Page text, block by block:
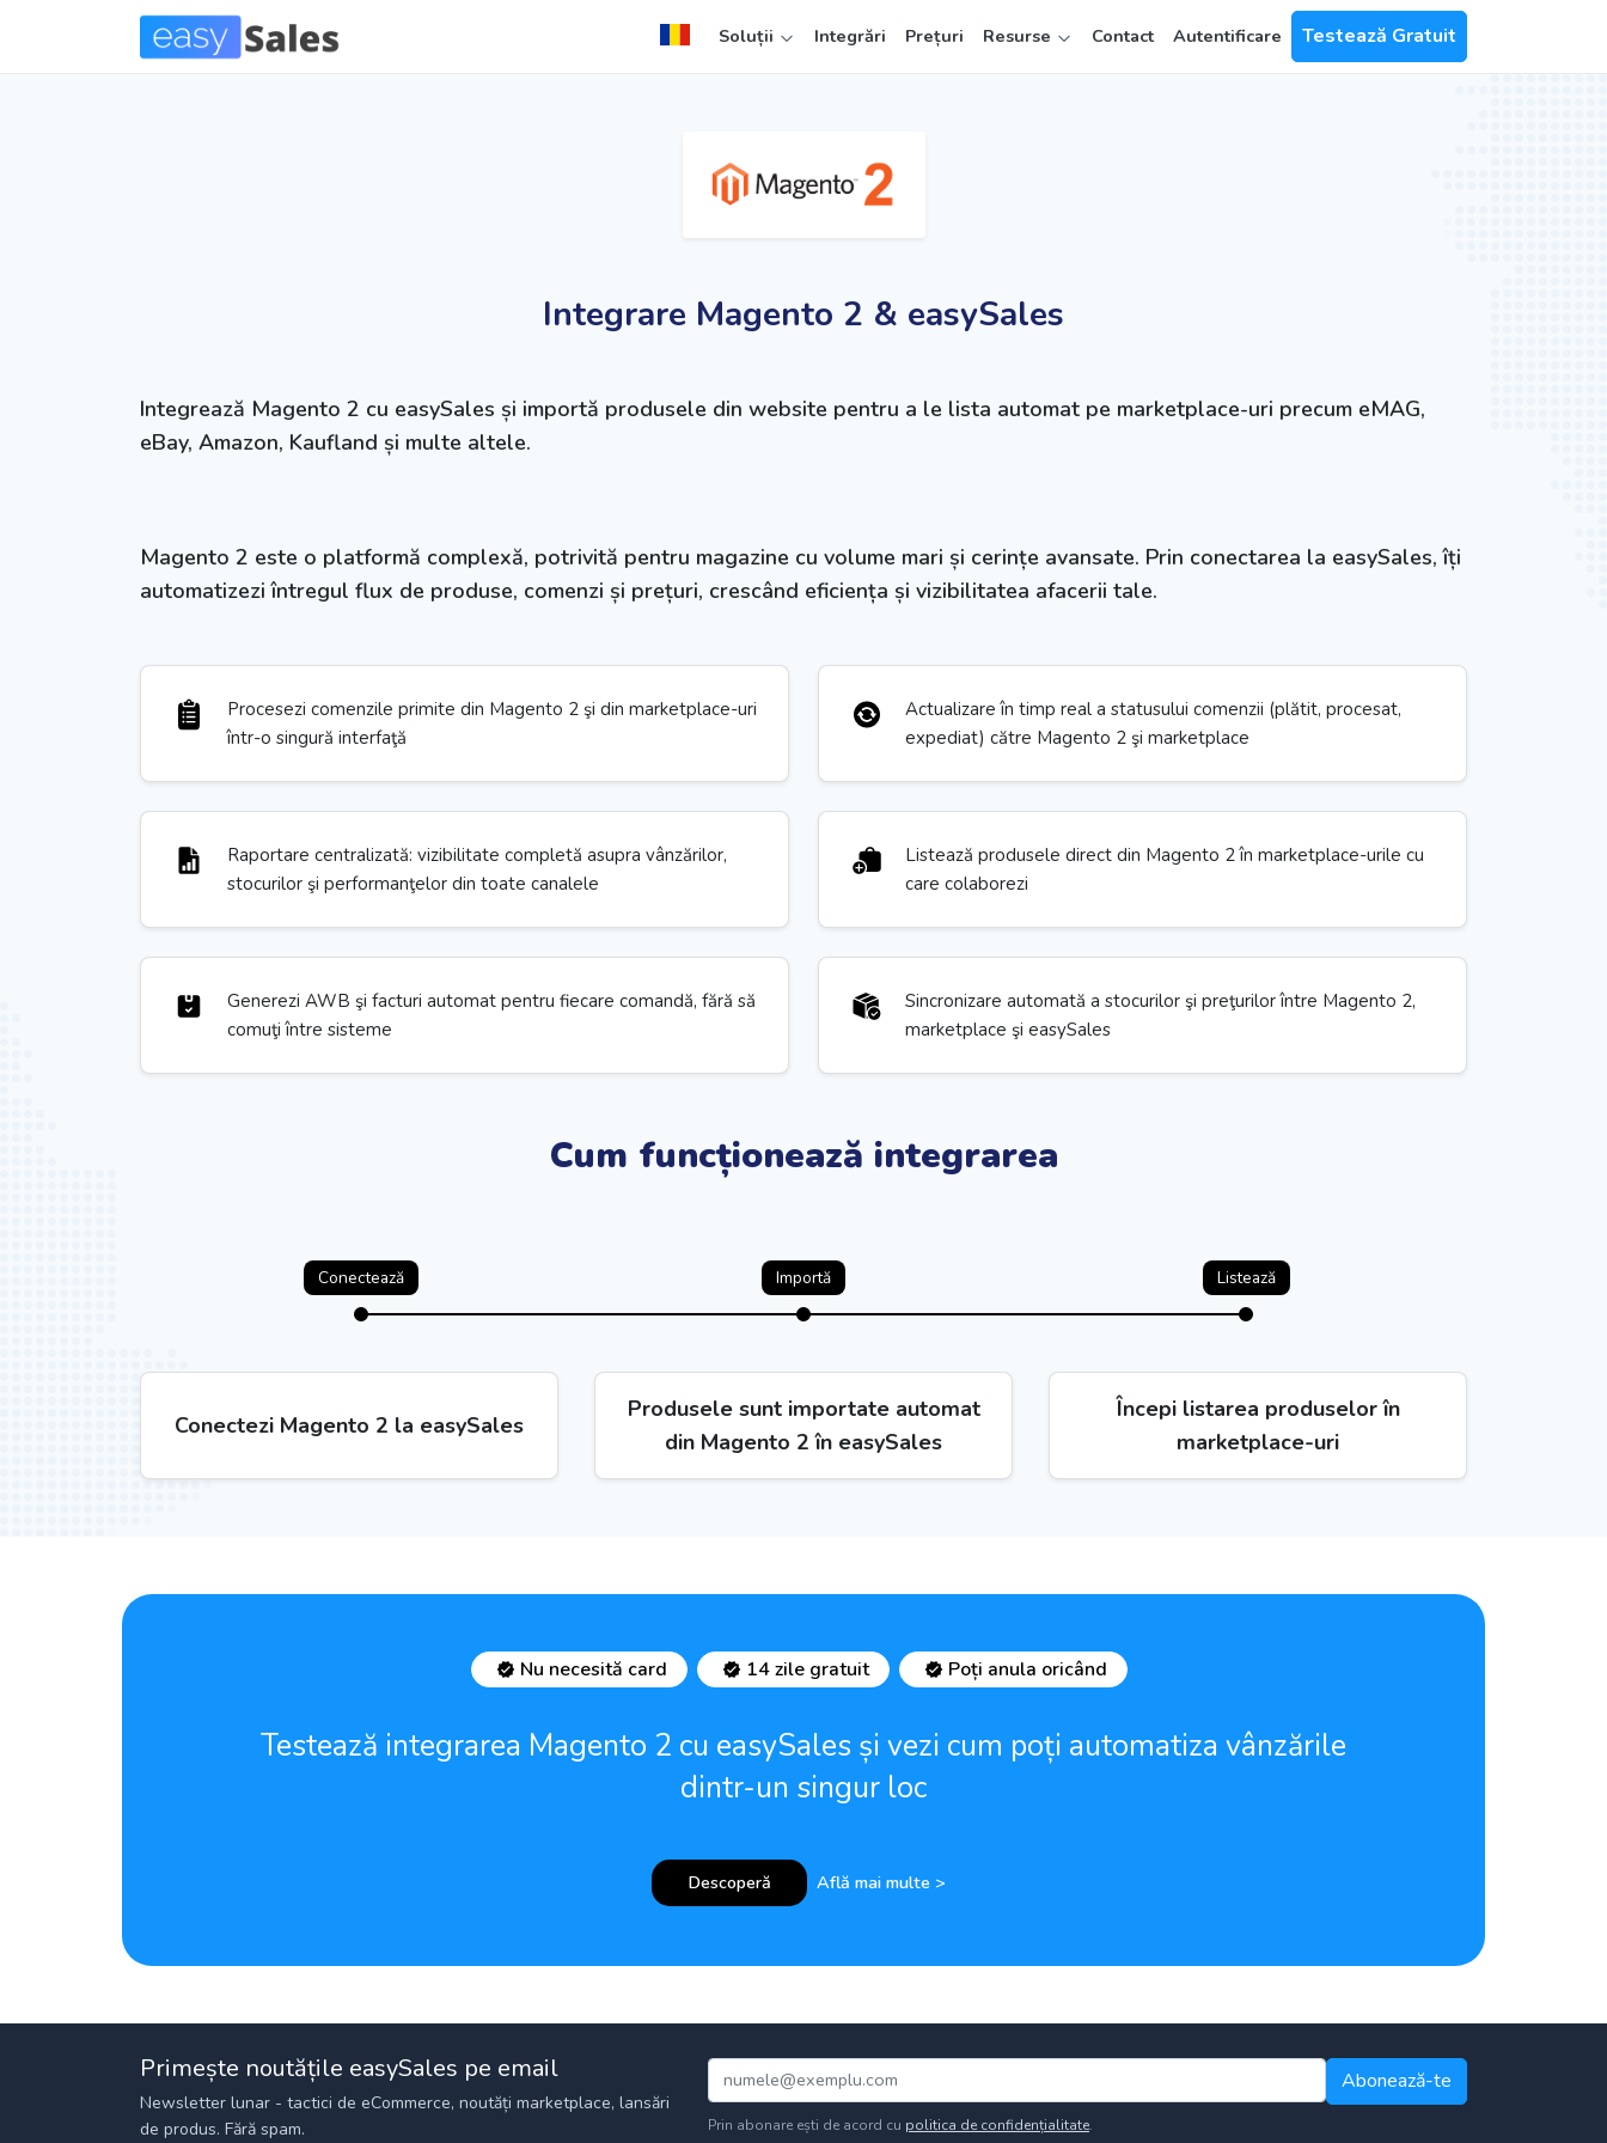
Soluții Integrări Prețuri Resurse Contact Autentificare Testează Gratuit
Integrare Magento 2 & easySales
Integrează Magento 2 cu easySales și importă produsele din website pentru a le lista automat pe marketplace-uri precum eMAG,
eBay, Amazon, Kaufland și multe altele.
Magento 2 este o platformă complexă, potrivită pentru magazine cu volume mari și cerințe avansate. Prin conectarea la easySales, îți
automatizezi întregul flux de produse, comenzi și prețuri, crescând eficiența și vizibilitatea afacerii tale.
Procesezi comenzile primite din Magento 2 şi din marketplace-uri
într-o singură interfaţă
Actualizare în timp real a statusului comenzii (plătit, procesat,
expediat) către Magento 2 şi marketplace
Raportare centralizată: vizibilitate completă asupra vânzărilor,
stocurilor şi performanţelor din toate canalele
Listează produsele direct din Magento 2 în marketplace-urile cu
care colaborezi
Generezi AWB şi facturi automat pentru fiecare comandă, fără să
comuţi între sisteme
Sincronizare automată a stocurilor şi preţurilor între Magento 2,
marketplace şi easySales
Cum funcționează integrarea
Conectează Importă Listează
Conectezi Magento 2 la easySales
Produsele sunt importate automat
din Magento 2 în easySales
Începi listarea produselor în
marketplace-uri
Nu necesită card 14 zile gratuit Poți anula oricând
Testează integrarea Magento 2 cu easySales și vezi cum poți automatiza vânzările
dintr-un singur loc
Descoperă Află mai multe >
Primește noutățile easySales pe email
Newsletter lunar - tactici de eCommerce, noutăți marketplace, lansări
de produs. Fără spam.
Abonează-te
Prin abonare ești de acord cu politica de confidențialitate.